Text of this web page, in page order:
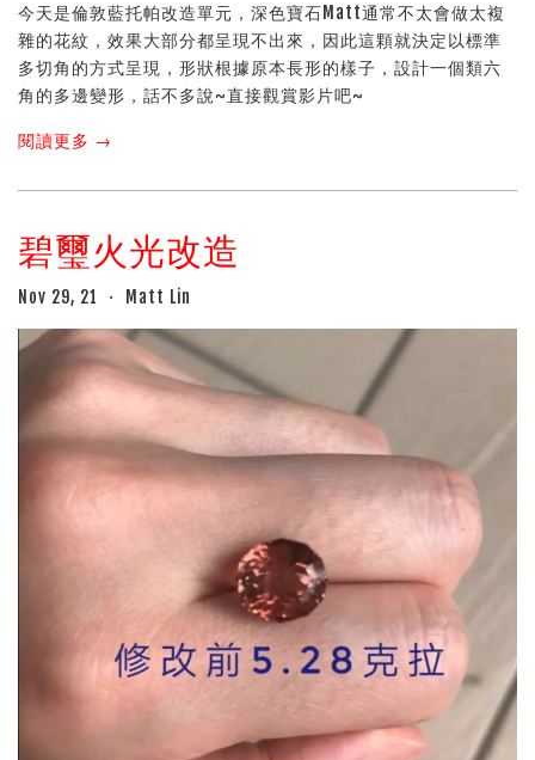
今天是倫敦藍托帕改造單元，深色寶石Matt通常不太會做太複
雜的花紋，效果大部分都呈現不出來，因此這顆就決定以標準
多切角的方式呈現，形狀根據原本長形的樣子，設計一個類六
角的多邊變形，話不多說~直接觀賞影片吧~
閱讀更多 →
碧璽火光改造
Nov 29, 21 • Matt Lin